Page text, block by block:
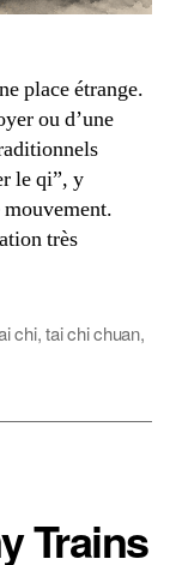
place étrange.
ou d’une
le qi”, y
très
chi,tai chi chuan,
Trains